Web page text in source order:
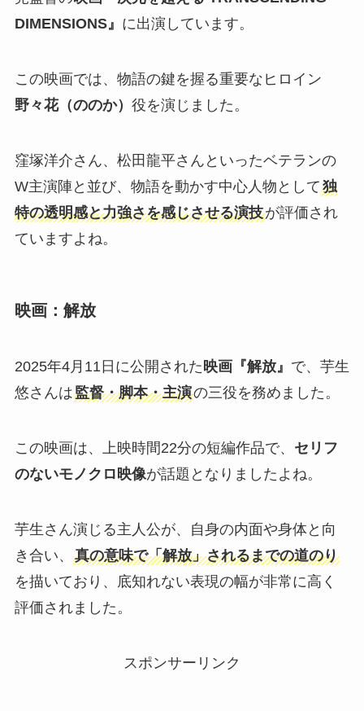
DIMENSIONS』 に出演しています。
この映画では、物語の鍵を握る重要なヒロイン
野々花（ののか） 役を演じました。
窪塚洋介さん、松田龍平さんといったベテランの
W主演陣と並び、物語を動かす中心人物として独
特の透明感と力強さを感じさせる演技が評価され
ていますよね。
映画：解放
2025年4月11日に公開された映画『解放』 で、芋生
悠さんは監督・脚本・主演の三役を務めました。
この映画は、上映時間22分の短編作品で、 セリフ
のないモノクロ映像が話題となりましたよね。
芋生さん演じる主人公が、自身の内面や身体と向
き合い、 真の意味で「解放」されるまでの道のり
を描いており、底知れない表現の幅が非常に高く
評価されました。
スポンサーリンク